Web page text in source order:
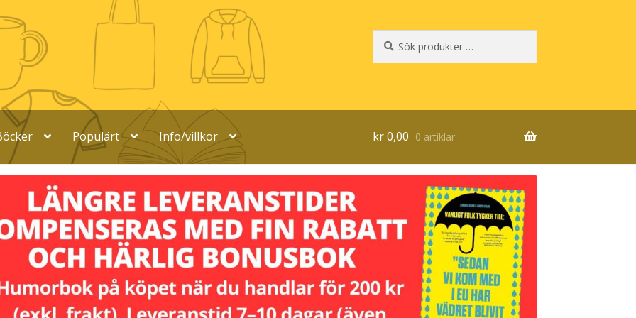
efter:
Populärt Info/villkor kr0,00 0 artiklar